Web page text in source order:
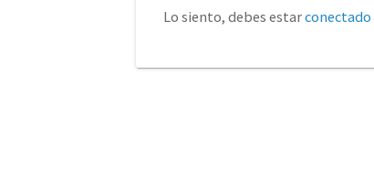
Lo siento, debes estarconectado